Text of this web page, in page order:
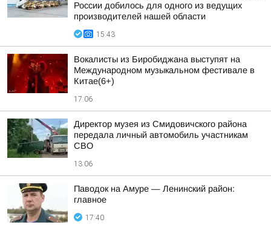
России добилось для одного из ведущих
производителей нашей области
15:43
Вокалисты из Биробиджана выступят на
Международном музыкальном фестивале в
Китае(6+)
17:06
Директор музея из Смидовичского района
передала личный автомобиль участникам
СВО
13:06
Паводок на Амуре — Ленинский район:
главное
17:40